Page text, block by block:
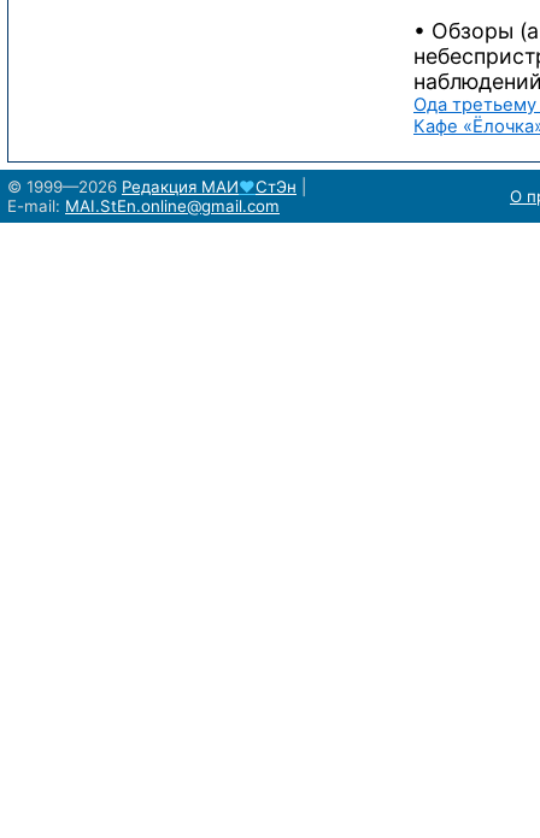
• Обзоры
Ода третьему
Кафе
© 1999—2026 Редакция МАИ♥СтЭн
E-mail: MAI.StEn.online@gmail.com О